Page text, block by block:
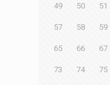
49 50 51
57 58 59
65 66 67
73 74 75